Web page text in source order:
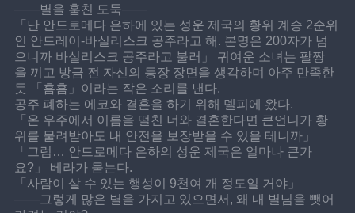
——별을 훔친 도둑——
「난 안드로메다 은하에 있는 성운 제국의 황위 계승 2순위
인 안드레이-바실리스크 공주라고 해. 본명은 200자가 넘
으니까 바실리스크 공주라고 불러」 귀여운 소녀는 팔짱
을 끼고 방금 전 자신의 등장 장면을 생각하며 아주 만족한
듯 「흠흠」이라는 작은 소리를 낸다.
공주 폐하는 에코와 결혼을 하기 위해 델피에 왔다.
「온 우주에서 이름을 떨친 너와 결혼한다면 큰언니가 황
위를 물려받아도 내 안전을 보장받을 수 있을 테니까」
「그럼… 안드로메다 은하의 성운 제국은 얼마나 큰가
요?」 베라가 묻는다.
「사람이 살 수 있는 행성이 9천여 개 정도일 거야」
——그렇게 많은 별을 가지고 있으면서, 왜 내 별님을 뺏어